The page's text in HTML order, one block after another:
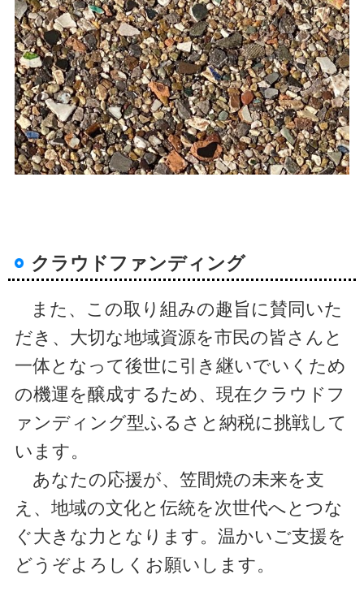
クラウドファンディング
また、この取り組みの趣旨に賛同いた
だき、大切な地域資源を市民の皆さんと
一体となって後世に引き継いでいくため
の機運を醸成するため、現在クラウドフ
ァンディング型ふるさと納税に挑戦して
います。
あなたの応援が、笠間焼の未来を支
え、地域の文化と伝統を次世代へとつな
ぐ大きな力となります。温かいご支援を
どうぞよろしくお願いします。